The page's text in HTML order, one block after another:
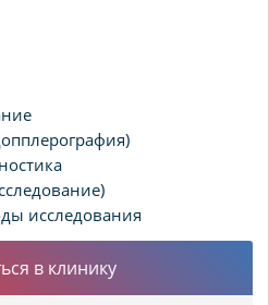
исследования
в клинику